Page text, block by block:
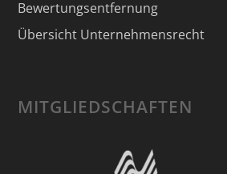
Bewertungsentfernung
Übersicht Unternehmensrecht
MITGLIEDSCHAFTEN